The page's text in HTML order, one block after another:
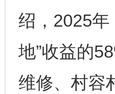
绍，2025年
地”收益的
维修、村容